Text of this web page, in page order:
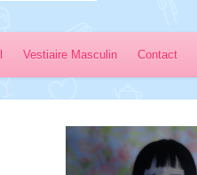
Vestiaire Masculin Contact